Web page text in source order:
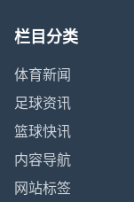
栏目分类
体育新闻
足球资讯
篮球快讯
内容导航
网站标签